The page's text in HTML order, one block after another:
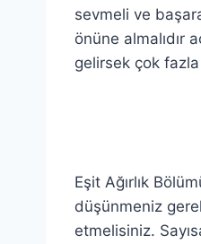
sevmeli ve
önüne almalıdır
gelirsek çok
Eşit Ağırlık
düşünmeniz
etmelisiniz.